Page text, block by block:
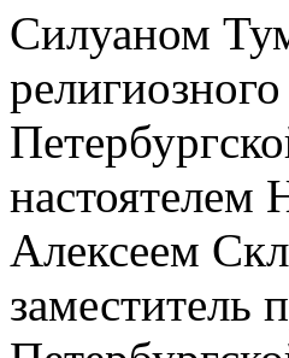
Силуаном
настоятелем
Алексеем
заместитель